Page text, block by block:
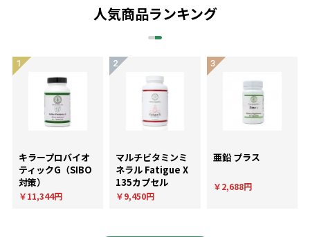
人気商品ランキング
キラープロバイオ
ティックG（SIBO
対策）
￥11,344円
マルチビタミンミ
ネラル Fatigue X
135カプセル
￥9,450円
亜鉛 プラス
￥2,688円